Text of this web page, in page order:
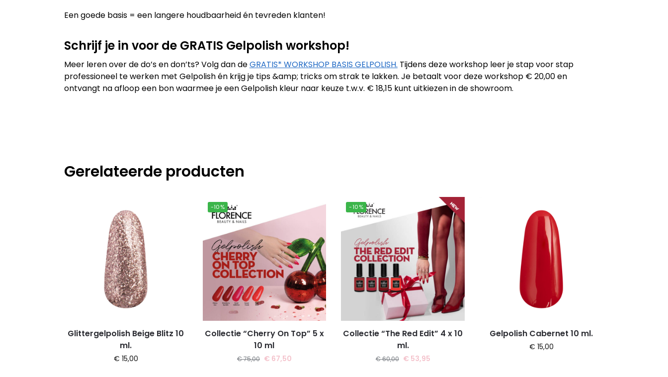
Een goede basis = een langere houdbaarheid én tevreden klanten!
Schrijf je in voor de GRATIS Gelpolish workshop!
Meer leren over de do’s en don’ts? Volg dan deGRATIS* WORKSHOP BASIS GELPOLISH. Tijdens deze workshop leer je stap voor stap
professioneel te werken met Gelpolish én krijg je tips &amp; tricks om strak te lakken. Je betaalt voor deze workshop € 20,00 en
ontvangt na afloop een bon waarmee je een Gelpolish kleur naar keuze t.w.v. € 18,15 kunt uitkiezen in de showroom.
Gerelateerde producten
Glittergelpolish Beige Blitz 10
ml.
€ 15,00
-10%
Collectie “Cherry On Top” 5 x
10 ml
€75,00 € 67,50
-10%
Collectie “The Red Edit” 4 x 10
ml.
€60,00 € 53,95
Gelpolish Cabernet 10 ml.
€ 15,00